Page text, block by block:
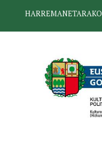
HARREMANETARAKO